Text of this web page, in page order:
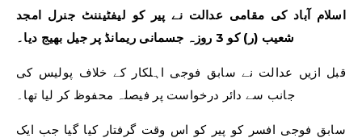
اسلام آباد کی مقامی عدالت نے پیر کو لیفٹیننٹ جنرل امجد
شعیب (ر) کو 3 روزہ جسمانی ریمانڈ پر جیل بھیج دیا۔
قبل ازیں عدالت نے سابق فوجی اہلکار کے خلاف پولیس کی
جانب سے دائر درخواست پر فیصلہ محفوظ کر لیا تھا۔
سابق فوجی افسر کو پیر کو اس وقت گرفتار کیا گیا جب ایک